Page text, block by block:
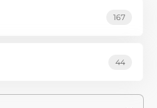
167
44